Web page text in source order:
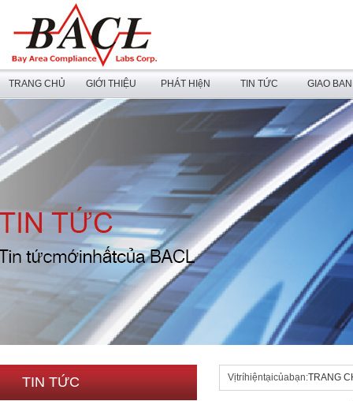
TRANG CHỦ GIỚI THIỆU PHÁT HIệN TIN TỨC GIAO
TIN TỨC Vịtríhiệntạicủabạn:TRANG